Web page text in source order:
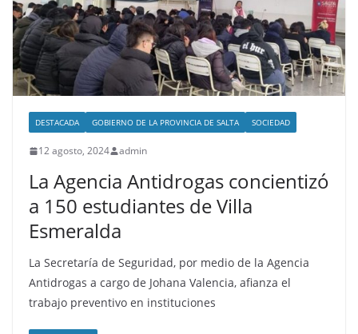
DESTACADA GOBIERNO DE LA PROVINCIA DE SALTA SOCIEDAD
12 agosto, 2024 admin
La Agencia Antidrogas concientizó
a 150 estudiantes de Villa
Esmeralda
La Secretaría de Seguridad, por medio de la Agencia
Antidrogas a cargo de Johana Valencia, afianza el
trabajo preventivo en instituciones